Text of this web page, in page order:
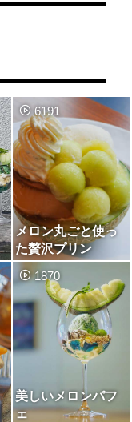
6191
メロン丸ごと使っ
た贅沢プリン
1870
美しいメロンパフ
ェ